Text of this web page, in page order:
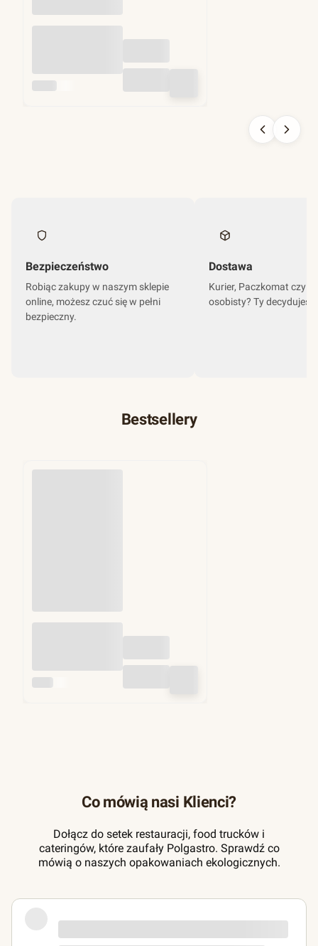
Bezpieczeństwo
Robiąc zakupy w naszym sklepie
online, możesz czuć się w pełni
bezpieczny.
Dostawa
Kurier, Paczkomat czy
osobisty? Ty decydujesz.
Bestsellery
Co mówią nasi Klienci?
Dołącz do setek restauracji, food trucków i
cateringów, które zaufały Polgastro. Sprawdź co
mówią o naszych opakowaniach ekologicznych.